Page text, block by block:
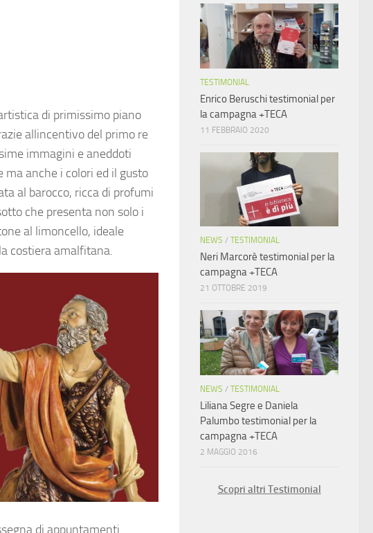
di primissimo piano
allincentivo del primo re
immagini e aneddoti
anche i colori ed il gusto
al barocco, ricca di profumi
che presenta non solo i
al limoncello, ideale
costiera amalfitana.
di appuntamenti
TESTIMONIAL
Enrico Beruschi testimonial per
la campagna +TECA
11 FEBBRAIO 2020
NEWS / TESTIMONIAL
Neri Marcorè testimonial per la
campagna +TECA
21 OTTOBRE 2019
NEWS / TESTIMONIAL
Liliana Segre e Daniela
Palumbo testimonial per la
campagna +TECA
2 MAGGIO 2016
Scopri altri Testimonial